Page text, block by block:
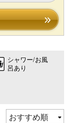
シャワー/お風
呂あり